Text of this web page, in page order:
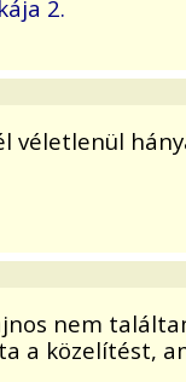
2.
véletlenül
nem
a közelítést,